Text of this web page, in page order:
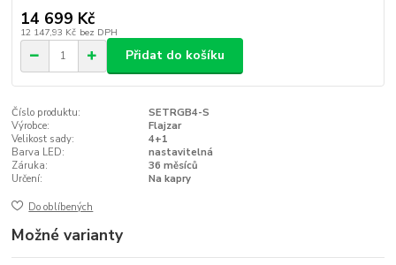
14 699 Kč
12 147,93 Kč bez DPH
Přidat do košíku
Číslo produktu:
SETRGB4-S
Výrobce:
Flajzar
Velikost sady:
4+1
Barva LED:
nastavitelná
Záruka:
36 měsíců
Určení:
Na kapry
Do oblíbených
Možné varianty